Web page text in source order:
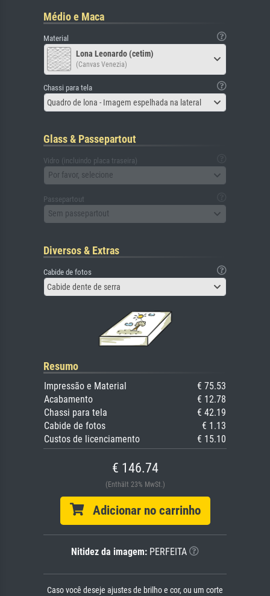
Médio e Maca
Material
Lona Leonardo (cetim)
(Canvas Venezia)
Chassi para tela
Quadro de lona - Imagem espelhada na lateral
Glass & Passepartout
Vidro (incluindo placa traseira)
Por favor, selecione
Passepartout
Sem passepartout
Diversos & Extras
Cabide de fotos
Cabide dente de serra
Resumo
Impressão e Material
€ 75.53
Acabamento
€ 12.78
Chassi para tela
€ 42.19
Cabide de fotos
€ 1.13
Custos de licenciamento
€ 15.10
€ 146.74
(Enthält 23% MwSt.)
Adicionar no carrinho
Nitidez da imagem: PERFEITA
Caso você deseje ajustes de brilho e cor, ou um corte